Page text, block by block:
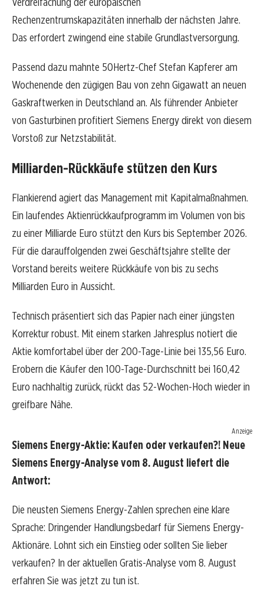
Rechenzentrumskapazitäten innerhalb der nächsten Jahre.
Das erfordert zwingend eine stabile Grundlastversorgung.
Passend dazu mahnte 50Hertz-Chef Stefan Kapferer am
Wochenende den zügigen Bau von zehn Gigawatt an neuen
Gaskraftwerken in Deutschland an. Als führender Anbieter
von Gasturbinen profitiert Siemens Energy direkt von diesem
Vorstoß zur Netzstabilität.
Milliarden-Rückkäufe stützen den Kurs
Flankierend agiert das Management mit Kapitalmaßnahmen.
Ein laufendes Aktienrückkaufprogramm im Volumen von bis
zu einer Milliarde Euro stützt den Kurs bis September 2026.
Für die darauffolgenden zwei Geschäftsjahre stellte der
Vorstand bereits weitere Rückkäufe von bis zu sechs
Milliarden Euro in Aussicht.
Technisch präsentiert sich das Papier nach einer jüngsten
Korrektur robust. Mit einem starken Jahresplus notiert die
Aktie komfortabel über der 200-Tage-Linie bei 135,56 Euro.
Erobern die Käufer den 100-Tage-Durchschnitt bei 160,42
Euro nachhaltig zurück, rückt das 52-Wochen-Hoch wieder in
greifbare Nähe.
Anzeige
Siemens Energy-Aktie: Kaufen oder verkaufen?! Neue
Siemens Energy-Analyse vom 8. August liefert die
Antwort:
Die neusten Siemens Energy-Zahlen sprechen eine klare
Sprache: Dringender Handlungsbedarf für Siemens Energy-
Aktionäre. Lohnt sich ein Einstieg oder sollten Sie lieber
verkaufen? In der aktuellen Gratis-Analyse vom 8. August
erfahren Sie was jetzt zu tun ist.